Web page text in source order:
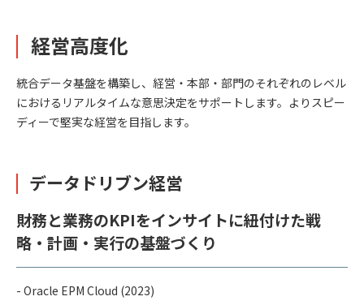
経営高度化
統合データ基盤を構築し、経営・本部・部門のそれぞれのレベル
におけるリアルタイムな意思決定をサポートします。よりスピー
ディーで堅実な経営を目指します。
データドリブン経営
財務と業務のKPIをインサイトに紐付けた戦
略・計画・実行の基盤づくり
- Oracle EPM Cloud (2023)